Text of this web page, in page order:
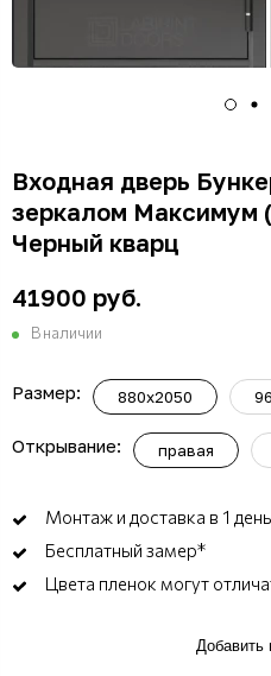
Входная дверь
зеркалом Максимум
Черный кварц
41900 руб.
В наличии
Размер: 880x2050
Открывание: правая
Монтаж и доставка в 1 день
Бесплатный замер*
Цвета пленок могут
Добавить